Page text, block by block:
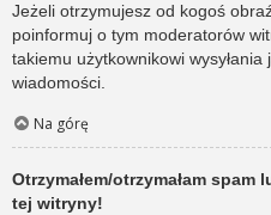
Jeżeli otrzymujesz od kogoś
poinformuj o tym moderatorów
takiemu użytkownikowi
wiadomości.
Na górę
Otrzymałem/otrzymałam
tej witryny!